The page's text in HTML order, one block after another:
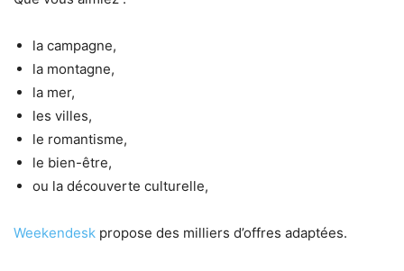
la campagne,
la montagne,
la mer,
les villes,
le romantisme,
le bien-être,
ou la découverte culturelle,
Weekendesk propose des milliers d’offres adaptées.